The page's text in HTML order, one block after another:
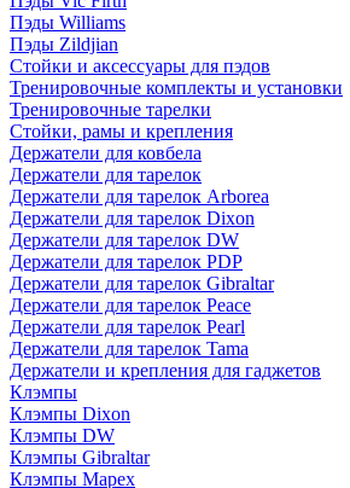
Пэды Williams
Пэды Zildjian
Стойки и аксессуары для пэдов
Тренировочные комплекты и установки
Тренировочные тарелки
Стойки, рамы и крепления
Держатели для ковбела
Держатели для тарелок
Держатели для тарелок Arborea
Держатели для тарелок Dixon
Держатели для тарелок DW
Держатели для тарелок PDP
Держатели для тарелок Gibraltar
Держатели для тарелок Peace
Держатели для тарелок Pearl
Держатели для тарелок Tama
Держатели и крепления для гаджетов
Клэмпы
Клэмпы Dixon
Клэмпы DW
Клэмпы Gibraltar
Клэмпы Mapex